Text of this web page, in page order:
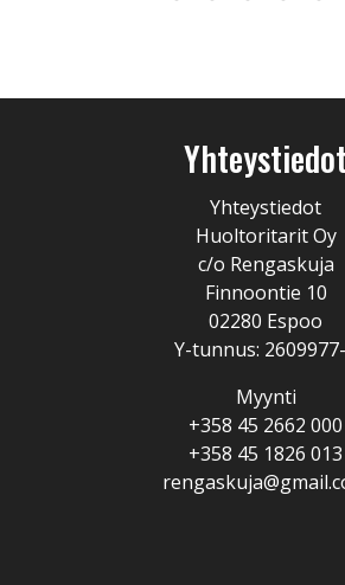
Yhteystiedot
Yhteystiedot
Huoltoritarit Oy
c/o Rengaskuja
Finnoontie 10
02280 Espoo
Y-tunnus:
Myynti
+358 45 2662 000
+358 45 1826 013